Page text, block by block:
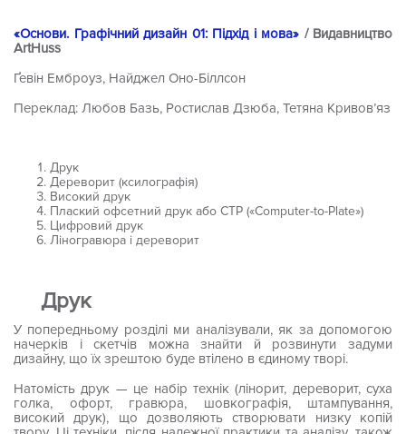
«Основи. Графічний дизайн 01: Підхід і мова» / Видавництво
ArtHuss
Ґевін Емброуз, Найджел Оно-Біллсон
Переклад: Любов Базь, Ростислав Дзюба, Тетяна Кривов’яз
Друк
Дереворит (ксилографія)
Високий друк
Плаский офсетний друк або CTP («Computer-to-Plate»)
Цифровий друк
Ліногравюра і дереворит
Друк
У попередньому розділі ми аналізували, як за допомогою
начерків і скетчів можна знайти й розвинути задуми
дизайну, що їх зрештою буде втілено в єдиному творі.
Натомість друк — це набір технік (лінорит, дереворит, суха
голка, офорт, гравюра, шовкографія, штампування,
високий друк), що дозволяють створювати низку копій